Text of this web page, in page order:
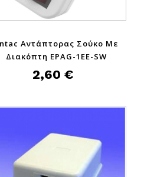
Αντάπτορας Σούκο Με
Διακόπτη EPAG-1EE-SW
2,60 €